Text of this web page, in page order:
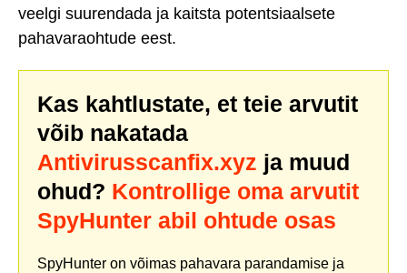
veelgi suurendada ja kaitsta potentsiaalsete
pahavaraohtude eest.
Kas kahtlustate, et teie arvutit
võib nakatada
Antivirusscanfix.xyz ja muud
ohud? Kontrollige oma arvutit
SpyHunter abil ohtude osas
SpyHunter on võimas pahavara parandamise ja